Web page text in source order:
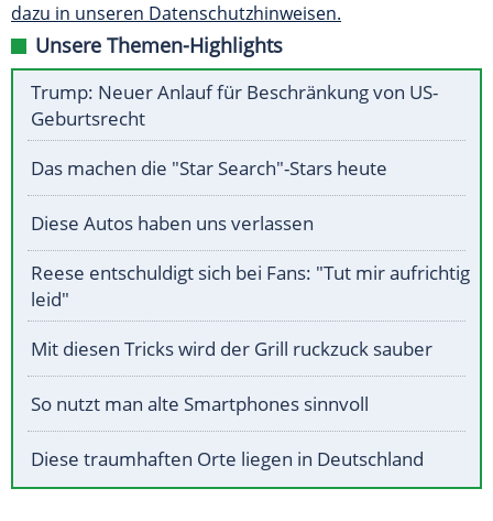
dazu in unseren Datenschutzhinweisen.
Unsere Themen-Highlights
Trump: Neuer Anlauf für Beschränkung von US-
Geburtsrecht
Das machen die "Star Search"-Stars heute
Diese Autos haben uns verlassen
Reese entschuldigt sich bei Fans: "Tut mir aufrichtig
leid"
Mit diesen Tricks wird der Grill ruckzuck sauber
So nutzt man alte Smartphones sinnvoll
Diese traumhaften Orte liegen in Deutschland